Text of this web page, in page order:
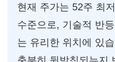
현재 주가는 52주 최
수준으로, 기술적 반
는 유리한 위치에 있